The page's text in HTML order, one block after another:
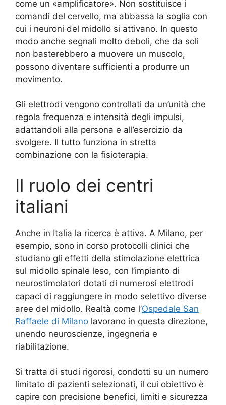
come un «amplificatore». Non sostituisce i
comandi del cervello, ma abbassa la soglia con
cui i neuroni del midollo si attivano. In questo
modo anche segnali molto deboli, che da soli
non basterebbero a muovere un muscolo,
possono diventare sufficienti a produrre un
movimento.
Gli elettrodi vengono controllati da un’unità che
regola frequenza e intensità degli impulsi,
adattandoli alla persona e all’esercizio da
svolgere. Il tutto funziona in stretta
combinazione con la fisioterapia.
Il ruolo dei centri
italiani
Anche in Italia la ricerca è attiva. A Milano, per
esempio, sono in corso protocolli clinici che
studiano gli effetti della stimolazione elettrica
sul midollo spinale leso, con l’impianto di
neurostimolatori dotati di numerosi elettrodi
capaci di raggiungere in modo selettivo diverse
aree del midollo. Realtà come l’Ospedale San
Raffaele di Milano lavorano in questa direzione,
unendo neuroscienze, ingegneria e
riabilitazione.
Si tratta di studi rigorosi, condotti su un numero
limitato di pazienti selezionati, il cui obiettivo è
capire con precisione benefici, limiti e sicurezza